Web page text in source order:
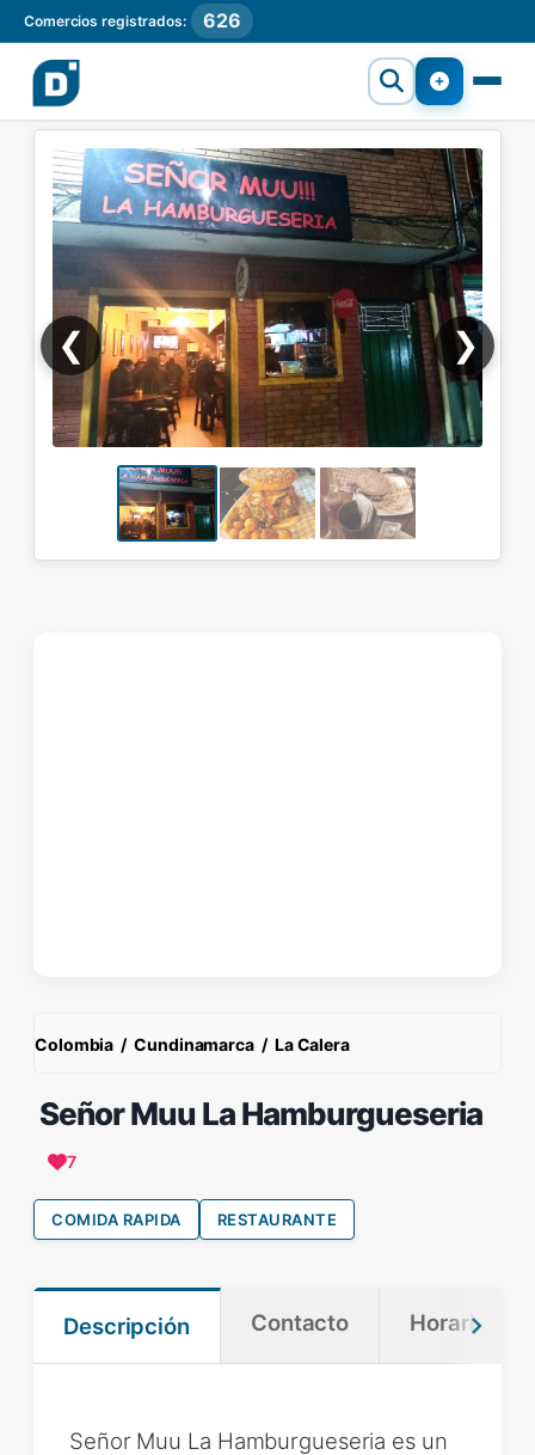
Comercios registrados: 626
❮ ❯
Colombia / Cundinamarca / La Calera
Señor Muu La Hamburgueseria
7
COMIDA RAPIDA RESTAURANTE
Descripción Contacto Horario
Señor Muu La Hamburgueseria es un